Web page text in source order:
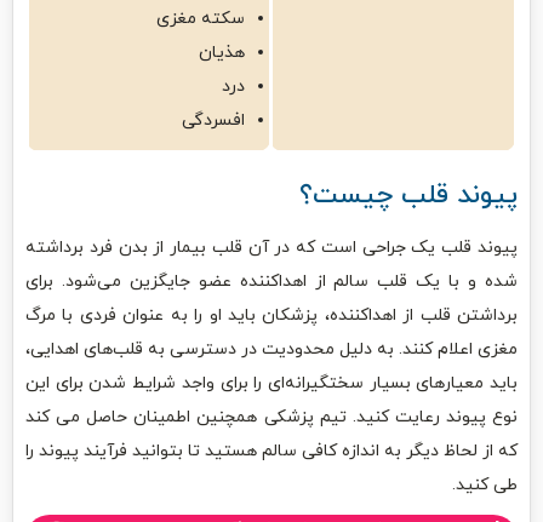
سکته مغزی
هذیان
درد
افسردگی
پیوند قلب چیست؟
پیوند قلب یک جراحی است که در آن قلب بیمار از بدن فرد برداشته
شده و با یک قلب سالم از اهداکننده عضو جایگزین می‌شود. برای
برداشتن قلب از اهداکننده، پزشکان باید او را به عنوان فردی با مرگ
مغزی اعلام کنند. به دلیل محدودیت در دسترسی به قلب‌های اهدایی،
باید معیارهای بسیار سختگیرانه‌ای را برای واجد شرایط شدن برای این
نوع پیوند رعایت کنید. تیم پزشکی همچنین اطمینان حاصل می کند
که از لحاظ دیگر به اندازه کافی سالم هستید تا بتوانید فرآیند پیوند را
طی کنید.